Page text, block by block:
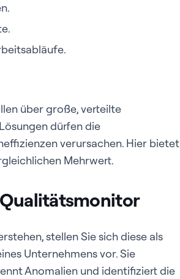
über große, verteilte
dürfen die
verursachen. Hier bietet
Mehrwert.
stellen Sie sich diese als
Unternehmens vor. Sie
Anomalien und identifiziert die